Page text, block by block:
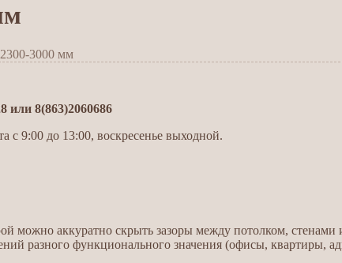
3000 мм
8(863)2060686
с 9:00 до 13:00, воскресенье выходной.
аккуратно скрыть зазоры между потолком, стенами
разного функционального значения (офисы, квартиры,